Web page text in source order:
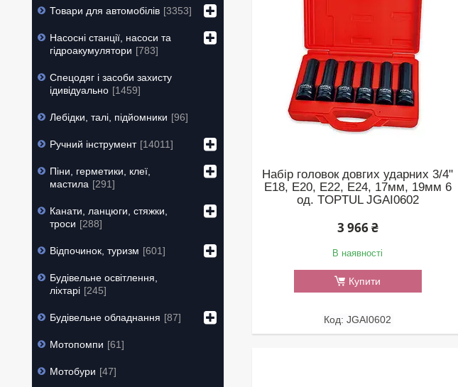
Набір головок довгих ударних 3/4"
E18, E20, E22, E24, 17мм, 19мм 6
од. TOPTUL JGAI0602
3 966 ₴
В наявності
Купити
JGAI0602
Товари для автомобілів 3353
Насосні станції, насоси та
гідроакумулятори
783
Спецодяг і засоби захисту
ідивідуально
1459
Лебідки, талі, підйомники 96
Ручний інструмент 14011
Піни, герметики, клеї,
мастила 291
Канати, ланцюги, стяжки,
троси
288
Відпочинок, туризм 601
Будівельне освітлення,
ліхтарі 245
Будівельне обладнання 87
Мотопомпи 61
Мотобури 47